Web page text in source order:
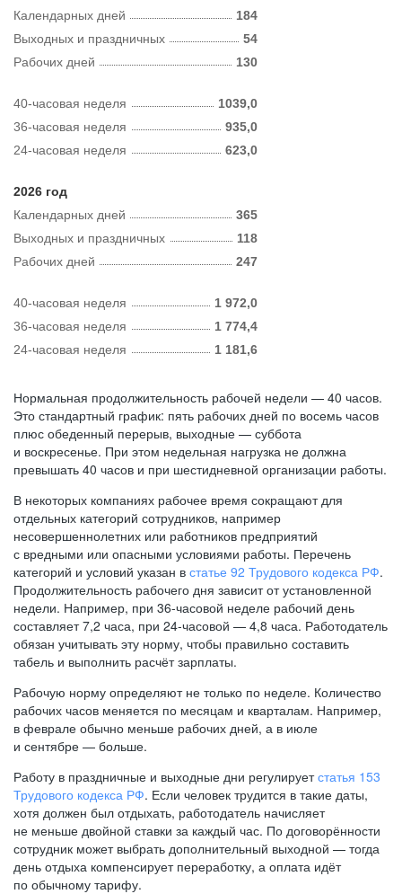
Календарных дней
184
Рабочих дней 130
Выходных и праздничных 54
40-часовая неделя
1039,0
36-часовая неделя
935,0
24-часовая неделя
623,0
2026 год
Календарных дней
365
Рабочих дней 247
Выходных и праздничных 118
40-часовая неделя
1 972,0
36-часовая неделя
1 774,4
24-часовая неделя
1 181,6
Нормальная продолжительность рабочей недели — 40 часов.
Это стандартный график: пять рабочих дней по восемь часов
плюс обеденный перерыв, выходные — суббота
и воскресенье. При этом недельная нагрузка не должна
превышать 40 часов и при шестидневной организации работы.
В некоторых компаниях рабочее время сокращают для
отдельных категорий сотрудников, например
несовершеннолетних или работников предприятий
с вредными или опасными условиями работы. Перечень
категорий и условий указан в статье 92 Трудового кодекса РФ.
Продолжительность рабочего дня зависит от установленной
недели. Например, при 36-часовой неделе рабочий день
составляет 7,2 часа, при 24-часовой — 4,8 часа. Работодатель
обязан учитывать эту норму, чтобы правильно составить
табель и выполнить расчёт зарплаты.
Рабочую норму определяют не только по неделе. Количество
рабочих часов меняется по месяцам и кварталам. Например,
в феврале обычно меньше рабочих дней, а в июле
и сентябре — больше.
Работу в праздничные и выходные дни регулируетстатья 153
Трудового кодекса РФ. Если человек трудится в такие даты,
хотя должен был отдыхать, работодатель начисляет
не меньше двойной ставки за каждый час. По договорённости
сотрудник может выбрать дополнительный выходной — тогда
день отдыха компенсирует переработку, а оплата идёт
по обычному тарифу.